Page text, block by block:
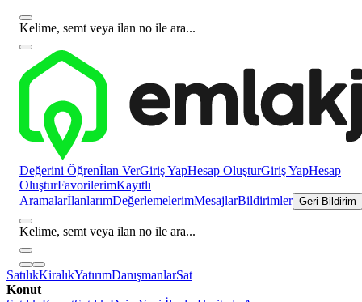
Kelime, semt veya ilan no ile ara...
Değerini Öğrenİlan VerGiriş YapHesap OluşturGiriş YapHesap
OluşturFavorilerimKayıtlı
AramalarİlanlarımDeğerlemelerimMesajlarBildirimler Geri Bildirim
Kelime, semt veya ilan no ile ara...
SatılıkKiralıkYatırımDanışmanlarSat
Konut